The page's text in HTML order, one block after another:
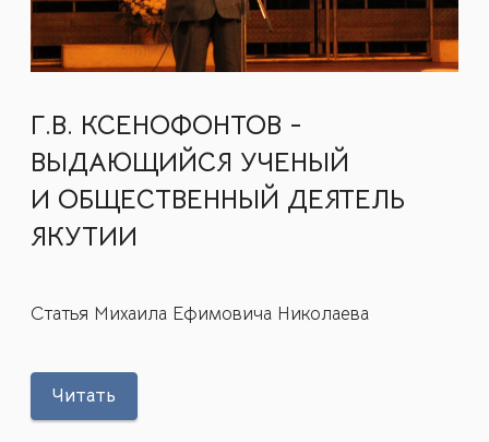
Г.В. КСЕНОФОНТОВ -
ВЫДАЮЩИЙСЯ УЧЕНЫЙ
И ОБЩЕСТВЕННЫЙ ДЕЯТЕЛЬ
ЯКУТИИ
Статья Михаила Ефимовича Николаева
Читать